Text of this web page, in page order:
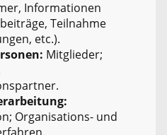
Informationen
Teilnahme
etc.).
Mitglieder;
Organisations- und